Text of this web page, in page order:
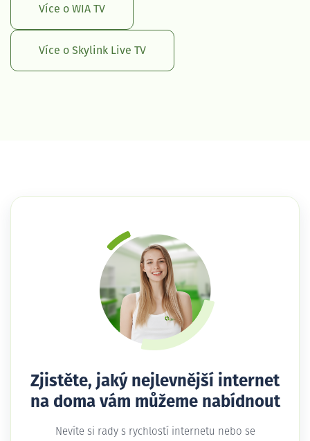
Více o WIA TV
Více o Skylink Live TV
Zjistěte, jaký nejlevnější internet
na doma vám můžeme nabídnout
Nevíte si rady s rychlostí internetu nebo se